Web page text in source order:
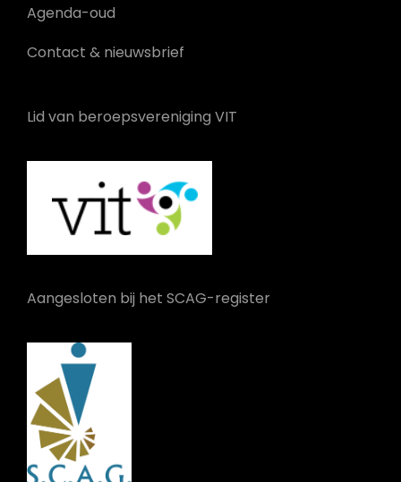
Agenda-oud
Contact & nieuwsbrief
Lid van beroepsvereniging VIT
Aangesloten bij het SCAG-register